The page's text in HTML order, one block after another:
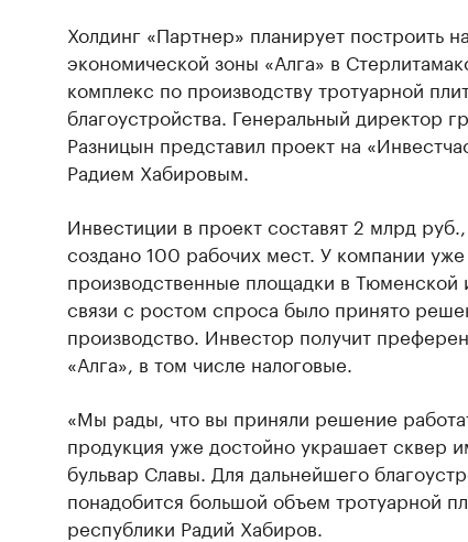
Холдинг «Партнер» планирует построить
экономической зоны «Алга» в
комплекс по производству тротуарной
благоустройства. Генеральный директор
Разницын представил проект на
Радием Хабировым.
Инвестиции в проект составят 2 млрд
создано 100 рабочих мест. У компании
производственные площадки в Тюменской
связи с ростом спроса было принято
производство. Инвестор получит
«Алга», в том числе налоговые.
«Мы рады, что вы приняли решение
продукция уже достойно украшает сквер
бульвар Славы. Для дальнейшего
понадобится большой объем тротуарной
республики Радий Хабиров.